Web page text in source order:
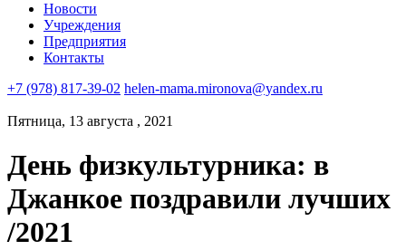
Новости
Учреждения
Предприятия
Контакты
+7 (978) 817-39-02 helen-mama.mironova@yandex.ru
Пятница, 13 августа , 2021
День физкультурника: в
Джанкое поздравили лучших
/2021